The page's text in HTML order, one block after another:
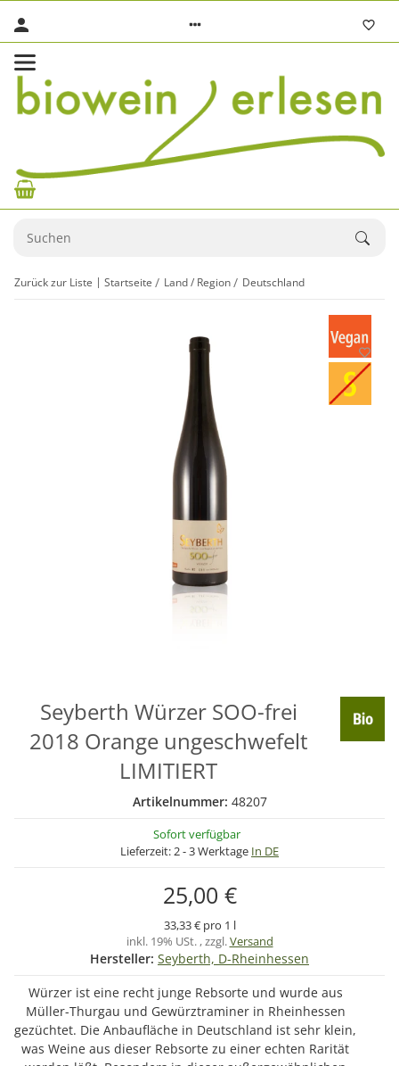
Zurück zur Liste Startseite Land / Region Deutschland
Seyberth Würzer SOO-frei
2018 Orange ungeschwefelt
LIMITIERT
Artikelnummer: 48207
Sofort verfügbar
Lieferzeit:2 - 3 Werktage In DE
25,00 €
33,33 € pro 1 l
inkl. 19% USt. , zzgl.Versand
Hersteller: Seyberth, D-Rheinhessen
Würzer ist eine recht junge Rebsorte und wurde aus
Müller-Thurgau und Gewürztraminer in Rheinhessen
gezüchtet. Die Anbaufläche in Deutschland ist sehr klein,
was Weine aus dieser Rebsorte zu einer echten Rarität